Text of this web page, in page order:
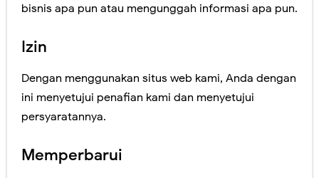
bisnis apa pun atau mengunggah informasi apa pun.
Izin
Dengan menggunakan situs web kami, Anda dengan
ini menyetujui penafian kami dan menyetujui
persyaratannya.
Memperbarui